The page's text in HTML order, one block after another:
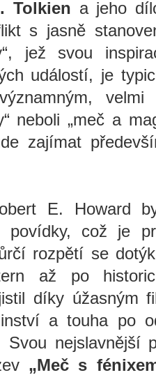
Tolkien a jeho
s jasně
jež svou
událostí, je
velmi
neboli „meč a
zajímat
E. Howard
povídky, což je
rozpětí se
až po
díky úžasným
a touha po
Svou nejslavnější
„Meč s